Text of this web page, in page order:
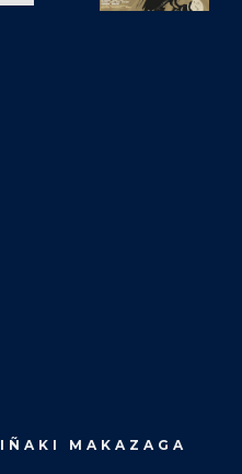
IÑAKI MAKAZAGA